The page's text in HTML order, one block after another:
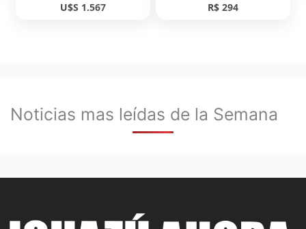
U$S 1.567 R$ 294
Noticias mas leídas de la Semana